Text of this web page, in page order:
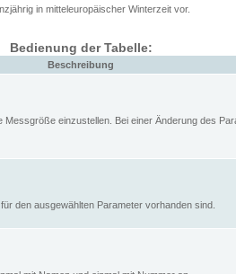
in mitteleuropäischer Winterzeit vor.
Bedienung der Tabelle:
Beschreibung
Messgröße einzustellen. Bei einer Änderung des
den ausgewählten Parameter vorhanden sind.